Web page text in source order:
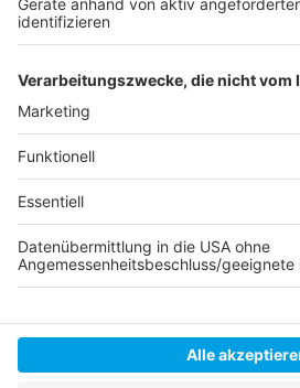
organisiert werden.
man mit öffentlichen
Heimspielstätte kommt. Wer sich
Vereins interessiert, findet
zur Geschichte der Düsseldorfer EG.
Mit DEG Kompakt bleiben Fans
und können die wichtigsten News
Media-Kanäle von Antenne